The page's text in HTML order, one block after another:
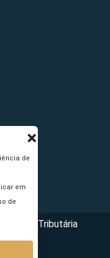
de
em
de
Tributária